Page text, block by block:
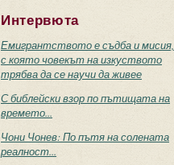
Интервюта
Емигрантството е съдба и мисия,
с която човекът на изкуството
трябва да се научи да живее
С библейски взор по пътищата на
времето...
Чони Чонев: По пътя на солената
реалност...